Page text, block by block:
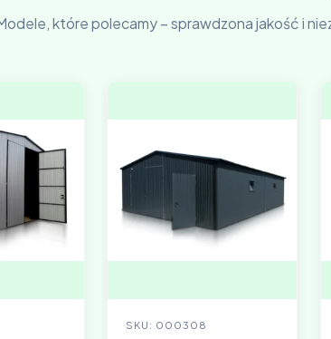
które polecamy – sprawdzona jakość i
SKU: 000308